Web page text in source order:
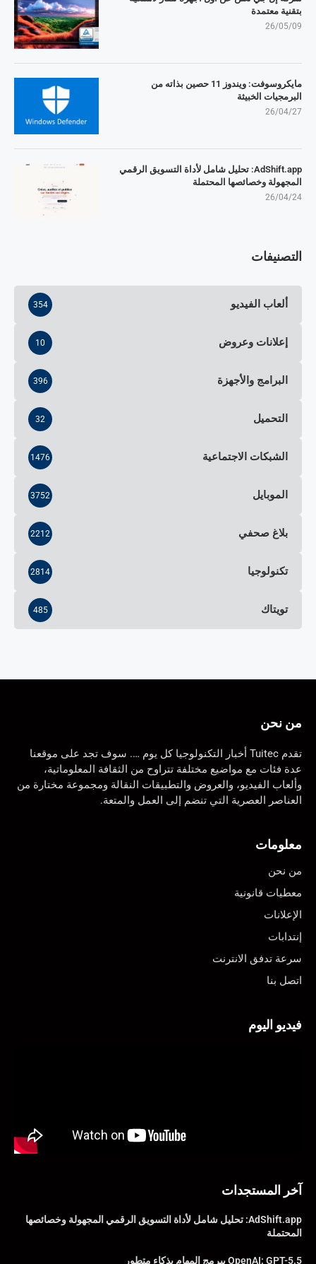
بتقنية معتمدة
26/05/09
مايكروسوفت: ويندوز 11 حصين بذاته من
البرمجيات الخبيثة
26/04/27
AdShift.app: تحليل شامل لأداة التسويق الرقمي
المجهولة وخصائصها المحتملة
26/04/24
التصنيفات
ألعاب الفيديو 354
إعلانات وعروض 10
البرامج والأجهزة 396
التحميل 32
الشبكات الاجتماعية 1476
الموبايل 3752
بلاغ صحفي 2212
تكنولوجيا 2814
تويتاك 485
من نحن
تقدم Tuitec أخبار التكنولوجيا كل يوم …. سوف تجد على موقعنا
عدة فئات مع مواضيع مختلفة تتراوح من الثقافة المعلوماتية،
وألعاب الفيديو، والعروض والتطبيقات النقالة ومجموعة مختارة من
العناصر العصرية التي تنضم إلى العمل والمتعة.
معلومات
من نحن
معطيات قانونية
الإعلانات
إنتدابات
سرعة تدفق الانترنت
اتصل بنا
فيديو اليوم
آخر المستجدات
AdShift.app: تحليل شامل لأداة التسويق الرقمي المجهولة وخصائصها
المحتملة
OpenAI: GPT-5.5 يبرمج المهام بذكاء متطور